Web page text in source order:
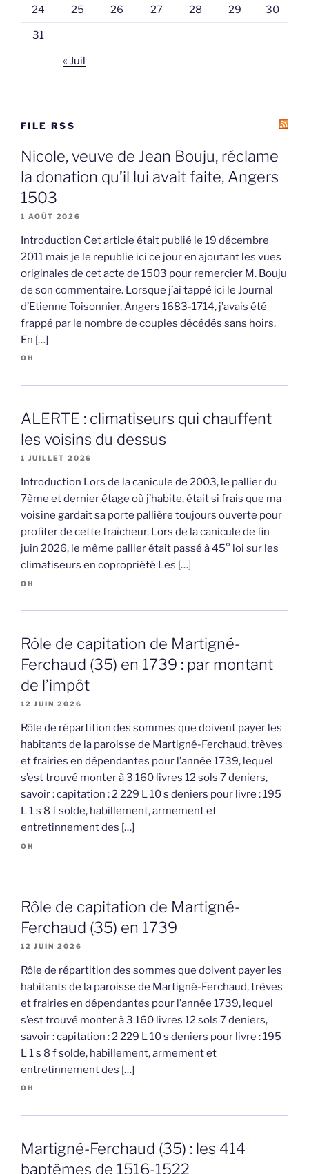
24 25 26 27 28 29 30
31
« Juil
FILE RSS
Nicole, veuve de Jean Bouju, réclame
la donation qu’il lui avait faite, Angers
1503
1 AOÛT 2026
Introduction Cet article était publié le 19 décembre
2011 mais je le republie ici ce jour en ajoutant les vues
originales de cet acte de 1503 pour remercier M. Bouju
de son commentaire. Lorsque j’ai tappé ici le Journal
d’Etienne Toisonnier, Angers 1683-1714, j’avais été
frappé par le nombre de couples décédés sans hoirs.
En […]
OH
ALERTE : climatiseurs qui chauffent
les voisins du dessus
1 JUILLET 2026
Introduction Lors de la canicule de 2003, le pallier du
7ème et dernier étage où j’habite, était si frais que ma
voisine gardait sa porte pallière toujours ouverte pour
profiter de cette fraîcheur. Lors de la canicule de fin
juin 2026, le même pallier était passé à 45° loi sur les
climatiseurs en copropriété Les […]
OH
Rôle de capitation de Martigné-
Ferchaud (35) en 1739 : par montant
de l’impôt
12 JUIN 2026
Rôle de répartition des sommes que doivent payer les
habitants de la paroisse de Martigné-Ferchaud, trèves
et frairies en dépendantes pour l’année 1739, lequel
s’est trouvé monter à 3 160 livres 12 sols 7 deniers,
savoir : capitation : 2 229 L 10 s deniers pour livre : 195
L 1 s 8 f solde, habillement, armement et
entretinnement des […]
OH
Rôle de capitation de Martigné-
Ferchaud (35) en 1739
12 JUIN 2026
Rôle de répartition des sommes que doivent payer les
habitants de la paroisse de Martigné-Ferchaud, trèves
et frairies en dépendantes pour l’année 1739, lequel
s’est trouvé monter à 3 160 livres 12 sols 7 deniers,
savoir : capitation : 2 229 L 10 s deniers pour livre : 195
L 1 s 8 f solde, habillement, armement et
entretinnement des […]
OH
Martigné-Ferchaud (35) : les 414
baptêmes de 1516-1522